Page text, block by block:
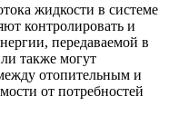
жидкости в системе
контролировать и
передаваемой в
также могут
отопительным и
от потребностей